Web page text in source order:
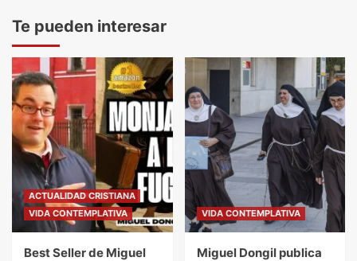
Te pueden interesar
ACTUALIDAD CRISTIANA
VIDA CONTEMPLATIVA
Best Seller de Miguel
VIDA CONTEMPLATIVA
Miguel Dongil publica